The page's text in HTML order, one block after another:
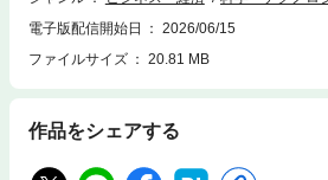
電子版配信開始日
2026/06/15
ファイルサイズ
20.81 MB
作品をシェアする